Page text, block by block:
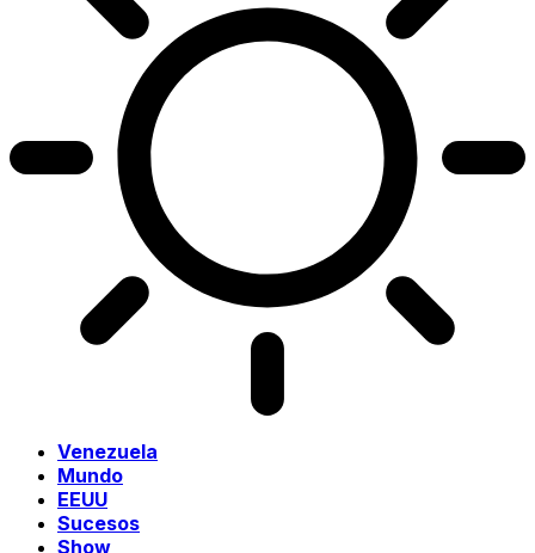
Venezuela
Mundo
EEUU
Sucesos
Show